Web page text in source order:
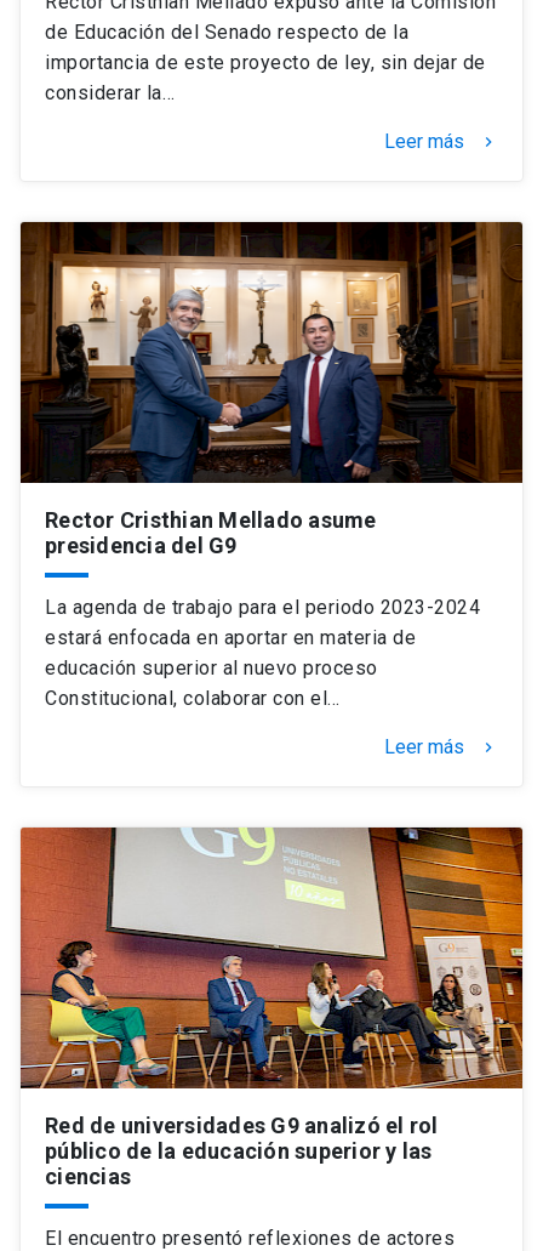
Alumni launch
Padres y familia
Medios Biblioteca
de Educación del Senado respecto de la
importancia de este proyecto de ley, sin dejar de
considerar la…
Leer más keyboard_arrow_right
Rector Cristhian Mellado asume
presidencia del G9
La agenda de trabajo para el periodo 2023-2024
estará enfocada en aportar en materia de
educación superior al nuevo proceso
Constitucional, colaborar con el…
Leer más keyboard_arrow_right
Red de universidades G9 analizó el rol
público de la educación superior y las
ciencias
El encuentro presentó reflexiones de actores